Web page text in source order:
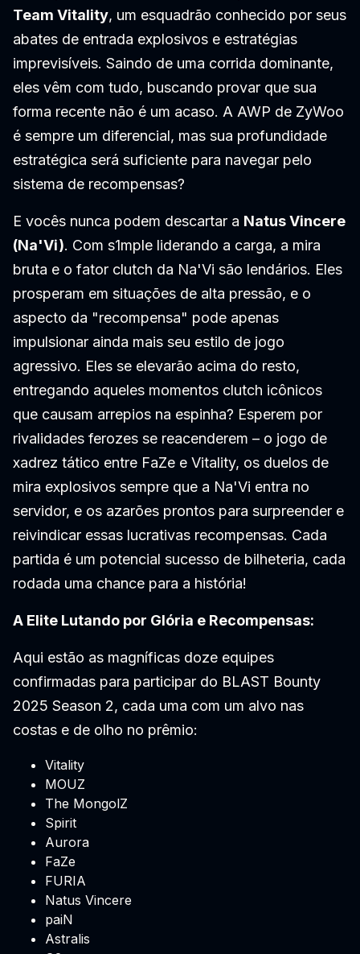
Team Vitality, um esquadrão conhecido por seus
abates de entrada explosivos e estratégias
imprevisíveis. Saindo de uma corrida dominante,
eles vêm com tudo, buscando provar que sua
forma recente não é um acaso. A AWP de ZyWoo
é sempre um diferencial, mas sua profundidade
estratégica será suficiente para navegar pelo
sistema de recompensas?
E vocês nunca podem descartar a Natus Vincere
(Na'Vi). Com s1mple liderando a carga, a mira
bruta e o fator clutch da Na'Vi são lendários. Eles
prosperam em situações de alta pressão, e o
aspecto da "recompensa" pode apenas
impulsionar ainda mais seu estilo de jogo
agressivo. Eles se elevarão acima do resto,
entregando aqueles momentos clutch icônicos
que causam arrepios na espinha? Esperem por
rivalidades ferozes se reacenderem – o jogo de
xadrez tático entre FaZe e Vitality, os duelos de
mira explosivos sempre que a Na'Vi entra no
servidor, e os azarões prontos para surpreender e
reivindicar essas lucrativas recompensas. Cada
partida é um potencial sucesso de bilheteria, cada
rodada uma chance para a história!
A Elite Lutando por Glória e Recompensas:
Aqui estão as magníficas doze equipes
confirmadas para participar do BLAST Bounty
2025 Season 2, cada uma com um alvo nas
costas e de olho no prêmio:
Vitality
MOUZ
The MongolZ
Spirit
Aurora
FaZe
FURIA
Natus Vincere
paiN
Astralis